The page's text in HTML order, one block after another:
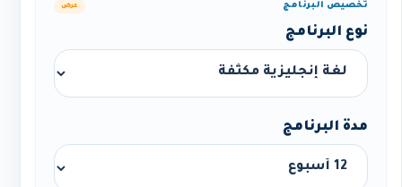
تخصيص البرنامج عرض
نوع البرنامج
مدة البرنامج